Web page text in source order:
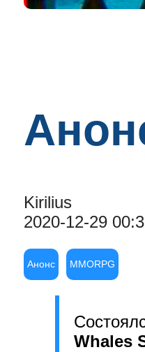
Kirilius
2020-12-29
Анонс MMORPG
Whales